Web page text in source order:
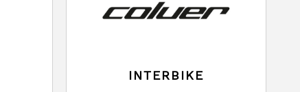
INTERBIKE